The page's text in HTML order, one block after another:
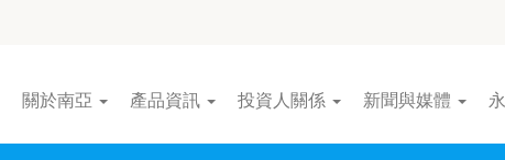
關於南亞 產品資訊 投資人關係 新聞與媒體